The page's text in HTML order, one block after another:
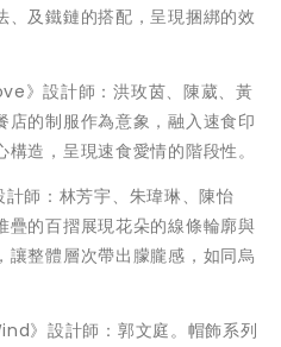
、及鐵鏈的搭配，呈現捆綁的效
》設計師：洪玫茵、陳葳、黃
的制服作為意象，融入速食印
造，呈現速食愛情的階段性。
師：林芳宇、朱瑋琳、陳怡
疊的百摺展現花朵的線條輪廓與
整體層次帶出朦朧感，如同烏
》設計師：郭文庭。帽飾系列